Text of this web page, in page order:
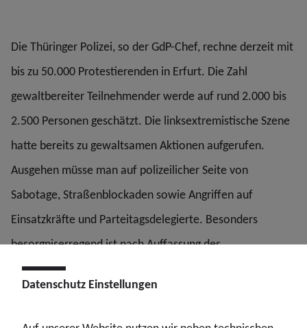
Die Thüringer Polizei, so der GdP-Chef, rechne derzeit mit
bis zu 50.000 Protestierenden in Erfurt. Die Zahl
gewaltbereiter Teilnehmender werde auf rund 2.000 bis
2.500 Personen geschätzt. Die linksextremistische Szene
hatte bereits zu gewaltsamen Aktionen aufgerufen.
Ausgehen müsse man auf polizeilicher Seite von
Sabotage, Straßenblockaden sowie Angriffen auf
Einsatzkräfte und Parteitagsdelegierte. Besonders
besorgniserregend ist nach Auffassung des
Gewerkschafters die mögliche Sogwirkung gewaltbereiter
Gruppen auf friedliche Demonstrierende. Kopelke:
Datenschutz Einstellungen